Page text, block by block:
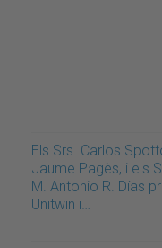
Els Srs. Carlos
Jaume Pagès, i els
M. Antonio R. Días
Unitwin i…